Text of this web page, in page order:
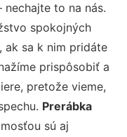
nechajte to na nás.
spokojných
ak sa k nim pridáte
prispôsobiť a
pretože vieme,
Prerábka
sú aj